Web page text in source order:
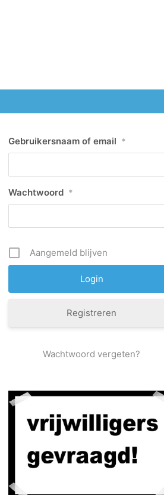
Gebruikersnaam of email *
Wachtwoord *
Aangemeld blijven
Registreren
Wachtwoord vergeten?